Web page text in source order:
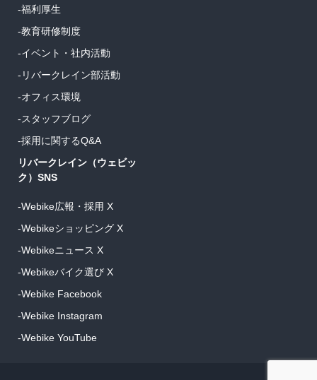
-福利厚生
-教育研修制度
-イベント・社内活動
-リバークレイン部活動
-オフィス環境
-スタッフブログ
-採用に関するQ&A
リバークレイン（ウェビッ
ク）SNS
-Webike広報・採用 X
-Webikeショッピング X
-Webikeニュース X
-Webikeバイク選び X
-Webike Facebook
-Webike Instagram
-Webike YouTube